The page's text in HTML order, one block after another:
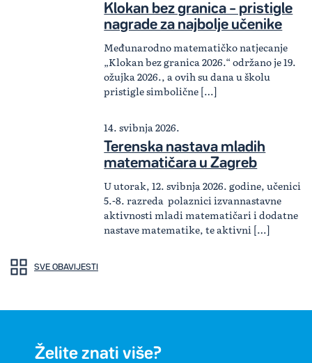
Klokan bez granica – pristigle
nagrade za najbolje učenike
Međunarodno matematičko natjecanje
„Klokan bez granica 2026.“ održano je 19.
ožujka 2026., a ovih su dana u školu
pristigle simbolične […]
14. svibnja 2026.
Terenska nastava mladih
matematičara u Zagreb
U utorak, 12. svibnja 2026. godine, učenici
5.-8. razreda polaznici izvannastavne
aktivnosti mladi matematičari i dodatne
nastave matematike, te aktivni […]
SVE OBAVIJESTI
Želite znati više?